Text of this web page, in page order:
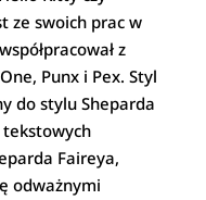
ze swoich prac w
z
Punx i Pex. Styl
do stylu Sheparda
tekstowych
Faireya,
odważnymi